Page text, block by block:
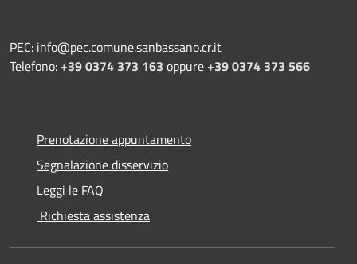
PEC: info@pec.comune.sanbassano.cr.it
Telefono:+39 0374 373 163 oppure+39 0374 373 566
Prenotazione appuntamento
Segnalazione disservizio
Leggi le FAQ
Richiesta assistenza